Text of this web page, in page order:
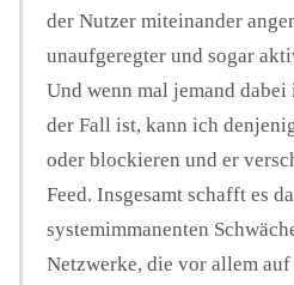
der Nutzer miteinander
unaufgeregter und sogar
Und wenn mal jemand
der Fall ist, kann ich
oder blockieren und er
Feed. Insgesamt schafft es
systemimmanenten
Netzwerke, die vor allem